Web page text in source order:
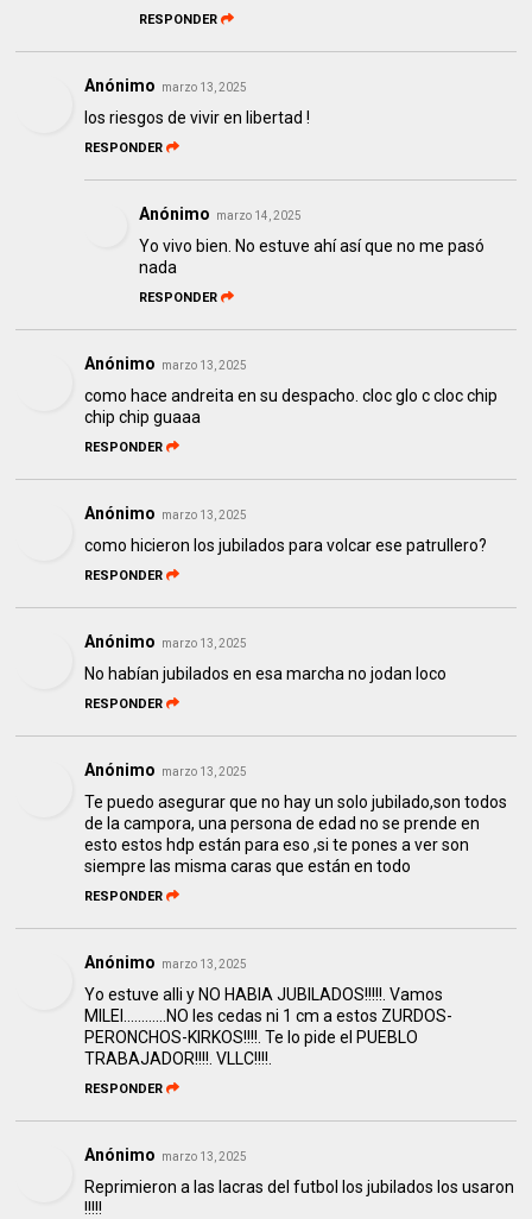
RESPONDER
Anónimo marzo 13, 2025
los riesgos de vivir en libertad !
RESPONDER
Anónimo marzo 14, 2025
Yo vivo bien. No estuve ahí así que no me pasó
nada
RESPONDER
Anónimo marzo 13, 2025
como hace andreita en su despacho. cloc glo c cloc chip
chip chip guaaa
RESPONDER
Anónimo marzo 13, 2025
como hicieron los jubilados para volcar ese patrullero?
RESPONDER
Anónimo marzo 13, 2025
No habían jubilados en esa marcha no jodan loco
RESPONDER
Anónimo marzo 13, 2025
Te puedo asegurar que no hay un solo jubilado,son todos
de la campora, una persona de edad no se prende en
esto estos hdp están para eso ,si te pones a ver son
siempre las misma caras que están en todo
RESPONDER
Anónimo marzo 13, 2025
Yo estuve alli y NO HABIA JUBILADOS!!!!!. Vamos
MILEI............NO les cedas ni 1 cm a estos ZURDOS-
PERONCHOS-KIRKOS!!!!. Te lo pide el PUEBLO
TRABAJADOR!!!!. VLLC!!!!.
RESPONDER
Anónimo marzo 13, 2025
Reprimieron a las lacras del futbol los jubilados los usaron
!!!!!